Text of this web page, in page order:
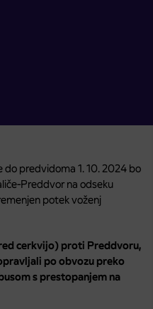
do predvidoma 1. 10. 2024 bo
Preddvor na odseku
potek voženj
cerkvijo) proti Preddvoru,
po obvozu preko
s prestopanjem na